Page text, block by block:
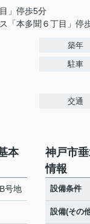
」停歩5分
「本多聞６丁目」停
築年
駐車
交通
本
号地
神戸市
情報
設備条件
設備(その